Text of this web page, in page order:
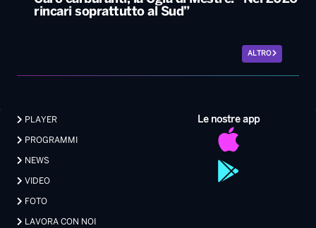
rincari soprattutto al Sud”
ALTRO
Le nostre app
PLAYER
PROGRAMMI
NEWS
VIDEO
FOTO
LAVORA CON NOI